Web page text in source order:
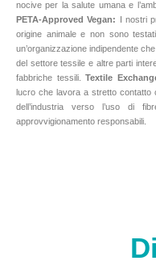
nocive per la salute umana e
PETA-Approved Vegan: I nostri
origine animale e non sono
un’organizzazione indipendente
del settore tessile e altre parti
fabbriche tessili.Textile
lucro che lavora a stretto contatto
dell’industria verso l’uso di
approvvigionamento responsabili.